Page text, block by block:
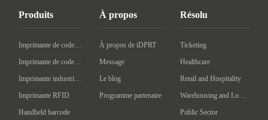
Produits
Imprimante de codes à barres de bureau
Imprimante de codes à barres mobile
Imprimante industrielle de codes à barres
Imprimante RFID
Handheld barcode
À propos
À propos de iDPRT
Message
Le blog
Programme partenaire
Résolu
Ticketing
Healthcare
Retail and Hospitality
Warehousing and Logistics
Public Sector